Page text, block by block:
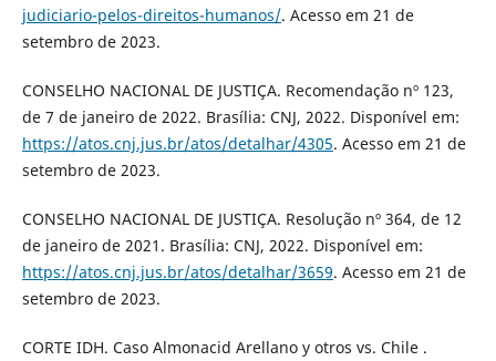
judiciario-pelos-direitos-humanos/. Acesso em 21 de
setembro de 2023.
CONSELHO NACIONAL DE JUSTIÇA. Recomendação nº 123,
de 7 de janeiro de 2022. Brasília: CNJ, 2022. Disponível em:
https://atos.cnj.jus.br/atos/detalhar/4305. Acesso em 21 de
setembro de 2023.
CONSELHO NACIONAL DE JUSTIÇA. Resolução nº 364, de 12
de janeiro de 2021. Brasília: CNJ, 2022. Disponível em:
https://atos.cnj.jus.br/atos/detalhar/3659. Acesso em 21 de
setembro de 2023.
CORTE IDH. Caso Almonacid Arellano y otros vs. Chile .